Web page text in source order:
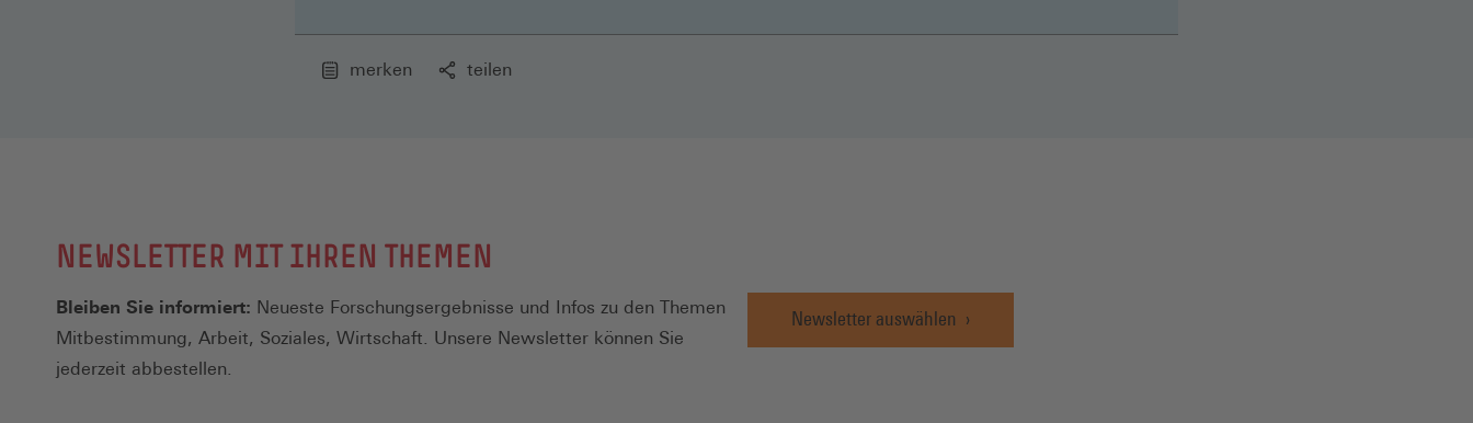
merken teilen
NEWSLETTER MIT IHREN THEMEN
Bleiben Sie informiert: Neueste Forschungsergebnisse und Infos zu den Themen
Mitbestimmung, Arbeit, Soziales, Wirtschaft. Unsere Newsletter können Sie
jederzeit abbestellen.
Newsletter auswählen